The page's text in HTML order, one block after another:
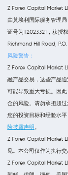
Z Forex Capital Market
由莫埃利国际服务管理
证号为T2023321，获授
Richmond Hill Road,
风险警告：
Z Forex Capital Market
融产品交易，这些产品
可能导致重大亏损。因
金的风险。请勿承担超
您的投资目标和经验水
险披露声明
Z Forex Capital Market
见。本公司仅作为执行
Z Forex Capital Market